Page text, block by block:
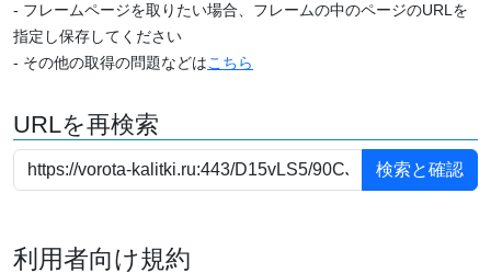
- フレームページを取りたい場合、フレームの中のページのURLを
指定し保存してください
- その他の取得の問題などはこちら
URLを再検索
利用者向け規約